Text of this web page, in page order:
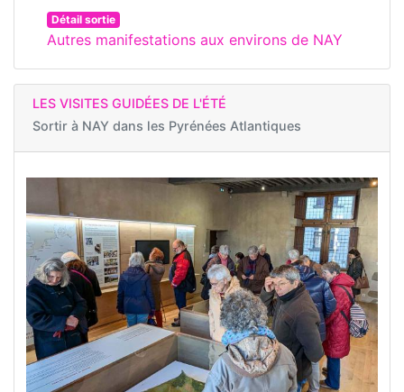
Détail sortie
Autres manifestations aux environs de NAY
LES VISITES GUIDÉES DE L'ÉTÉ
Sortir à NAY dans les Pyrénées Atlantiques